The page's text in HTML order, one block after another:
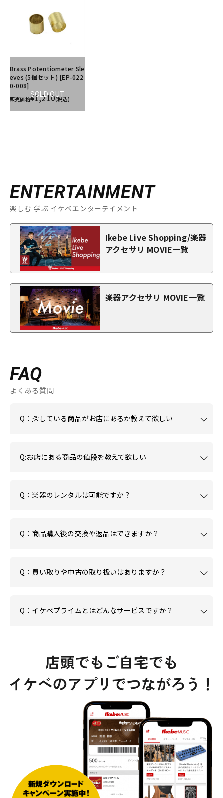
SOLD OUT
Brass Potentiometer Sle
eves (5個セット) [EP-022
0-008]
販売価格¥1,210(税込)
ENTERTAINMENT
楽しむ 学ぶ イケベエンターテイメント
Ikebe Live Shopping/楽器
アクセサリ MOVIE一覧
楽器アクセサリ MOVIE一覧
FAQ
よくある質問
Q：探している商品がお店にあるか教えて欲しい
Q:お店にある商品の値段を教えて欲しい
Q：楽器のレンタルは可能ですか？
Q：商品購入後の交換や返品はできますか？
Q：買い取りや中古の取り扱いはありますか？
Q：イケベプライムとはどんなサービスですか？